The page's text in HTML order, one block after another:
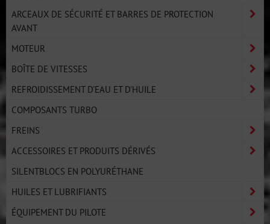
ARCEAUX DE SÉCURITÉ ET BARRES DE PROTECTION
AVANT
MOTEUR
BOÎTE DE VITESSES
REFROIDISSEMENT D'EAU ET D'HUILE
COMPOSANTS TURBO
FREINS
ACCESSOIRES ET PRODUITS DÉRIVÉS
SILENTBLOCS EN POLYURÉTHANE
HUILES ET LUBRIFIANTS
ÉQUIPEMENT DU PILOTE